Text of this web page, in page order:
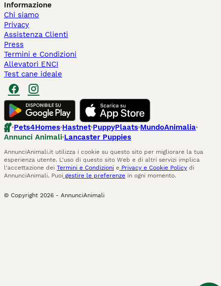
Informazione
Chi siamo
Privacy
Assistenza Clienti
Press
Termini e Condizioni
Allevatori ENCI
Test cane ideale
Pets4Homes Hastnet PuppyPlaats MundoAnimalia
Annunci Animali Lancaster Puppies
AnnunciAnimali.it utilizza i cookie su questo sito per migliorare la tua
esperienza utente. L'uso di questo sito Web e di altri servizi implica
l'accettazione dei Termini e Condizioni e Privacy e Cookie Policy di
AnnunciAnimali. Puoi gestire le preferenze in ogni momento.
© Copyright 2026 - AnnunciAnimali